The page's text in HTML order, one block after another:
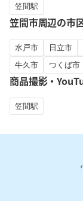
笠間駅
笠間市周辺の市
水戸市 日立市
牛久市
つくば市
商品撮影・
笠間駅